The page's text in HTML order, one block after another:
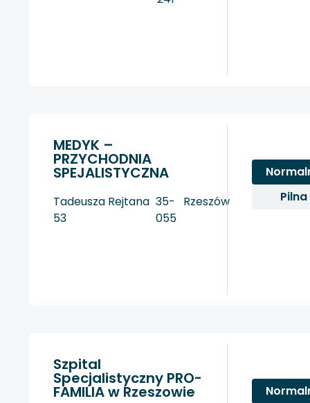
MEDYK –
PRZYCHODNIA
SPEJALISTYCZNA
Tadeusza Rejtana
53
35-
055
Rzeszów
Pilna
Szpital
Specjalistyczny PRO-
FAMILIA w Rzeszowie